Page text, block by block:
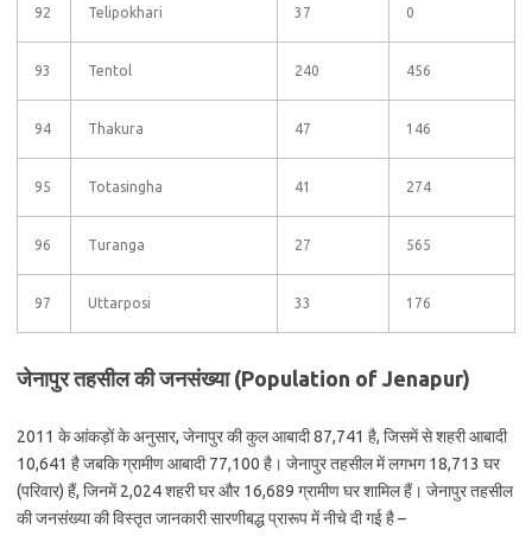
92 Telipokhari 37 0
93 Tentol 240 456
94 Thakura 47 146
95 Totasingha 41 274
96 Turanga 27 565
97 Uttarposi 33 176
जेनापुर तहसील की जनसंख्या (Population of Jenapur)
2011 के आंकड़ों के अनुसार, जेनापुर की कुल आबादी 87,741 है, जिसमें से शहरी आबादी
10,641 है जबकि ग्रामीण आबादी 77,100 है। जेनापुर तहसील में लगभग 18,713 घर
(परिवार) हैं, जिनमें 2,024 शहरी घर और 16,689 ग्रामीण घर शामिल हैं। जेनापुर तहसील
की जनसंख्या की विस्तृत जानकारी सारणीबद्ध प्रारूप में नीचे दी गई है –